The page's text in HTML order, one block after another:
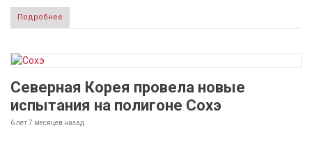
Подробнее
Северная Корея провела новые
испытания на полигоне Сохэ
6 лет 7 месяцев назад